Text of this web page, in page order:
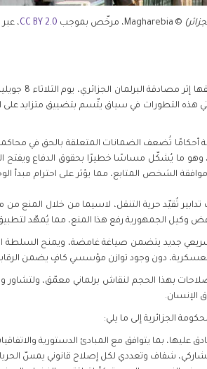
© Magharebia، مرخّص بموجب CC BY 2.0،
هذه التطورات في سياق يتّسم بتضييق
أحكامًا تُضعف الضمانات المتعلقة بالحق في
وهو ما يُشكّل مساسًا خطيرًا بحقوق الدفاع
الشخص المتابع، مما يؤثر على احترام مبدأ
تُقيّد حرية التنقل، لاسيما من خلال المنع
وكيل الجمهورية رفع هذا المنع، مما يُمهّد
جديد يتضمن صياغة غامضة، ويمنح السلطة
دون وجود توازن مؤسسي كافٍ يضمن
بهذا الحجم لنقاش برلماني معمّق، ولتشاور
الإنسان.
الجزائرية إلى ما يلي:
بما يتوافق مع المبادئ الدستورية
شفاف وتعددي لكل إصلاح قانوني يمسّ